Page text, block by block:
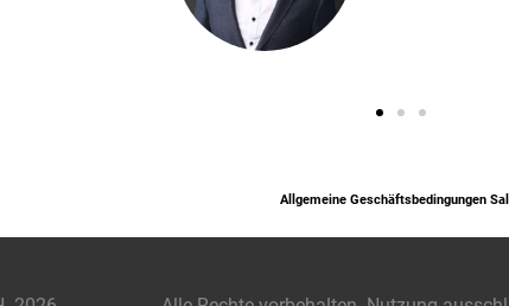
Allgemeine Geschäftsbedingungen